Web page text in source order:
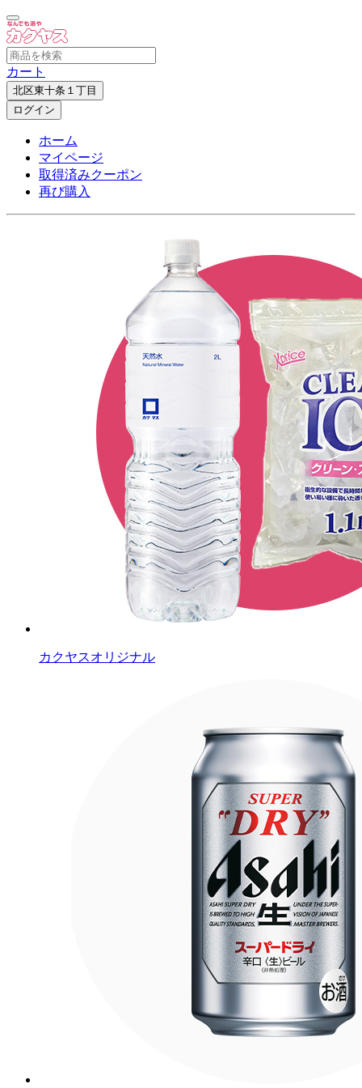
カート
北区東十条１丁目
ログイン
ホーム
マイページ
取得済みクーポン
再び購入
カクヤスオリジナル